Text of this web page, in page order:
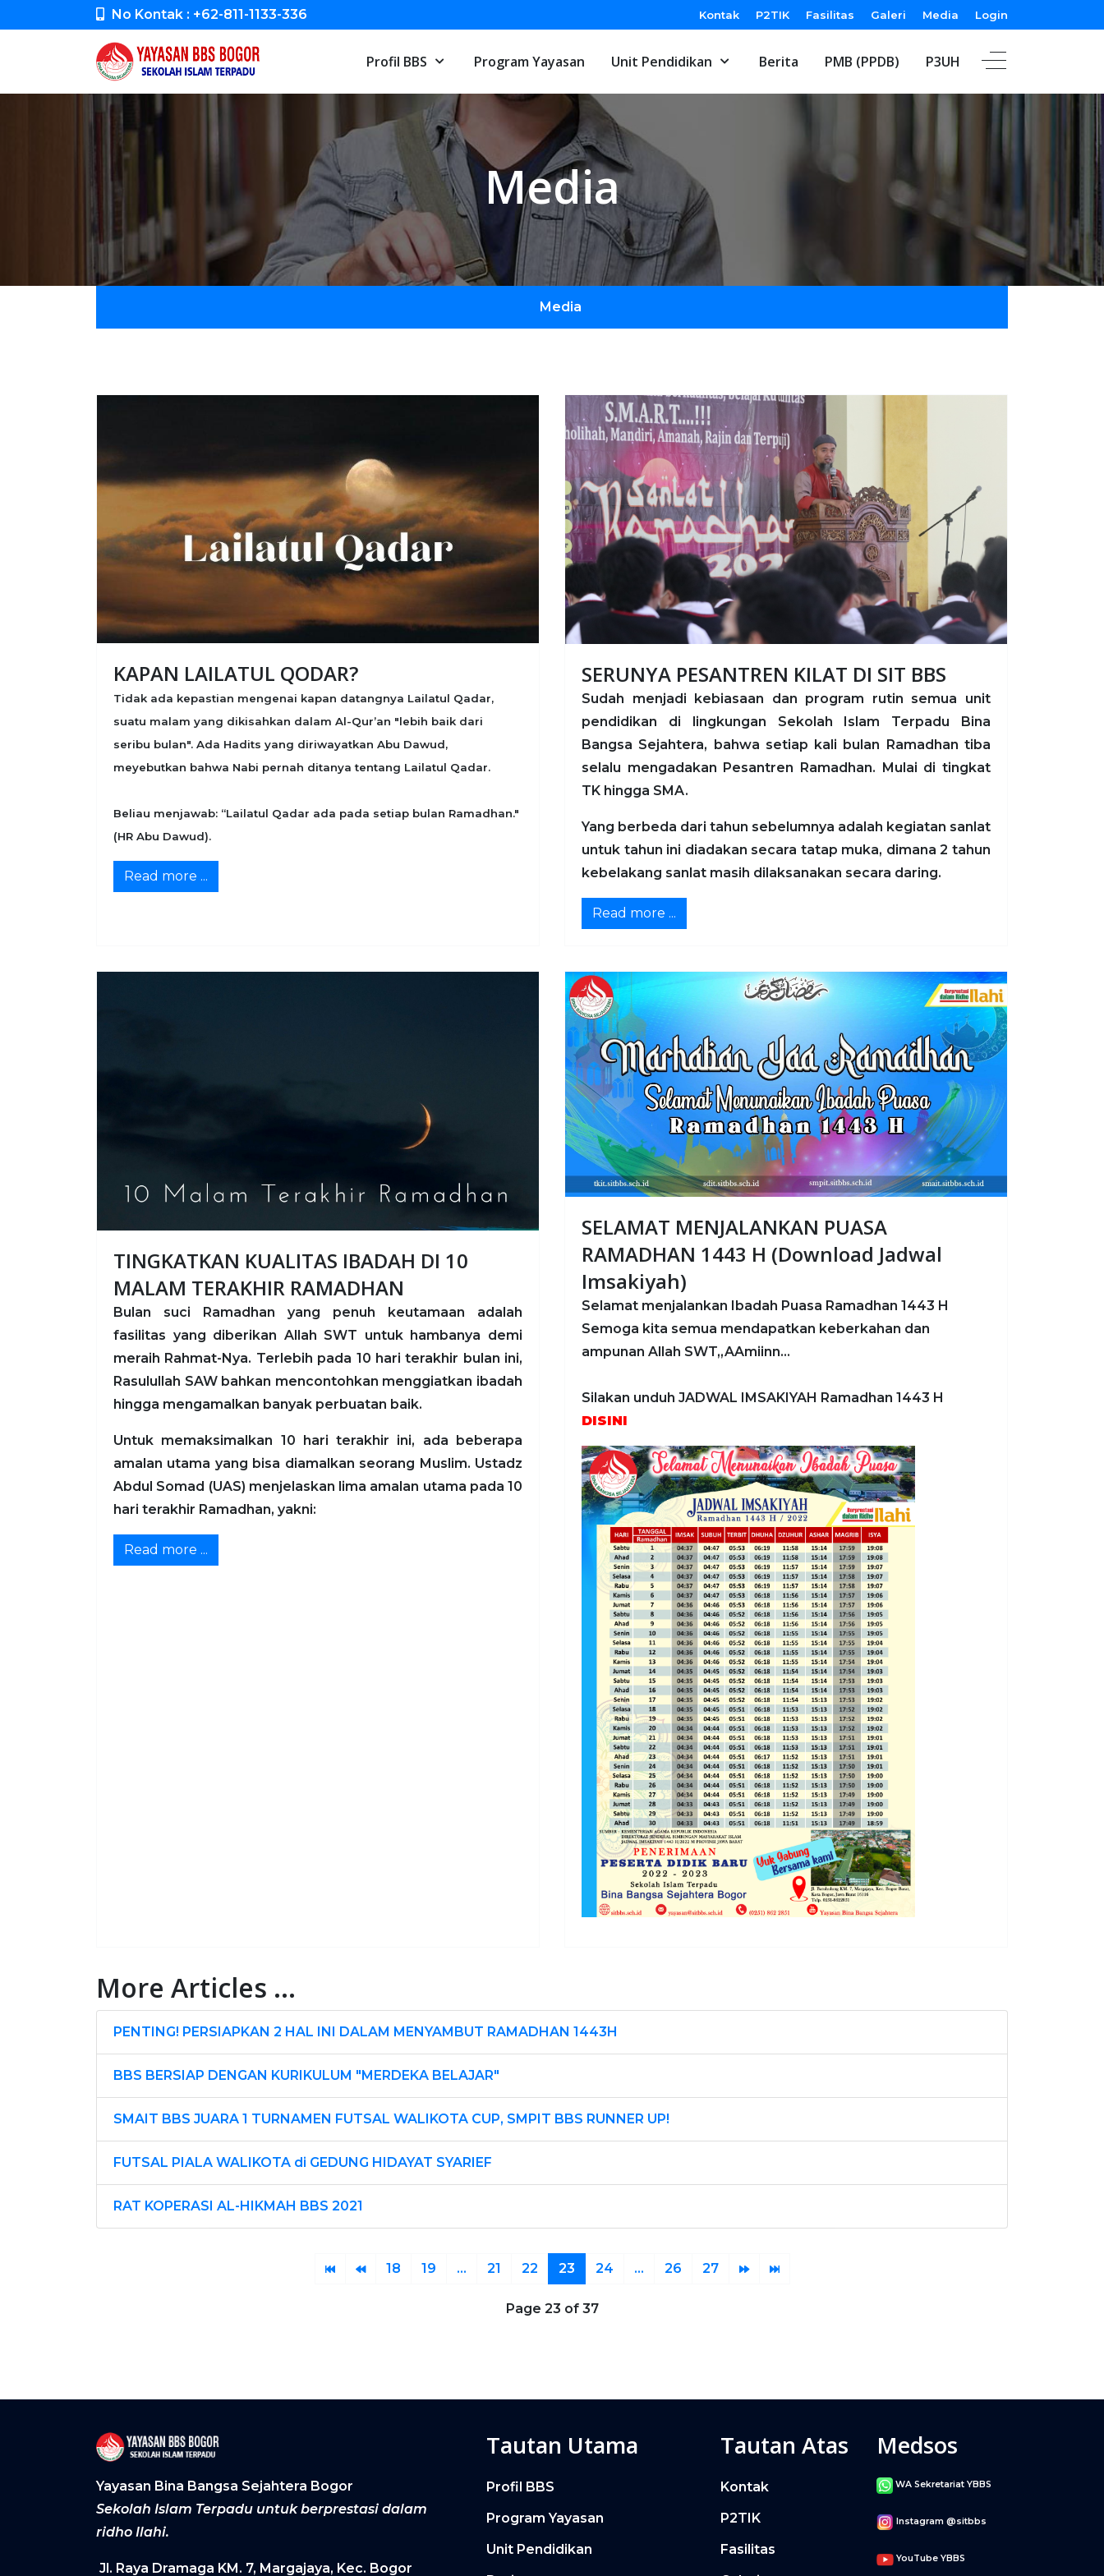
No Kontak : +62-811-1133-336 Kontak P2TIK Fasilitas Galeri Media Login
Profil BBS Program Yayasan Unit Pendidikan Berita PMB (PPDB) P3UH
Media
Media
KAPAN LAILATUL QODAR?
Tidak ada kepastian mengenai kapan datangnya Lailatul Qadar,
suatu malam yang dikisahkan dalam Al-Qur’an "lebih baik dari
seribu bulan". Ada Hadits yang diriwayatkan Abu Dawud,
meyebutkan bahwa Nabi pernah ditanya tentang Lailatul Qadar.
Beliau menjawab: “Lailatul Qadar ada pada setiap bulan Ramadhan."
(HR Abu Dawud).
Read more ...
SERUNYA PESANTREN KILAT DI SIT BBS
Sudah menjadi kebiasaan dan program rutin semua unit
pendidikan di lingkungan Sekolah Islam Terpadu Bina
Bangsa Sejahtera, bahwa setiap kali bulan Ramadhan tiba
selalu mengadakan Pesantren Ramadhan. Mulai di tingkat
TK hingga SMA.
Yang berbeda dari tahun sebelumnya adalah kegiatan sanlat
untuk tahun ini diadakan secara tatap muka, dimana 2 tahun
kebelakang sanlat masih dilaksanakan secara daring.
Read more ...
TINGKATKAN KUALITAS IBADAH DI 10
MALAM TERAKHIR RAMADHAN
Bulan suci Ramadhan yang penuh keutamaan adalah
fasilitas yang diberikan Allah SWT untuk hambanya demi
meraih Rahmat-Nya. Terlebih pada 10 hari terakhir bulan ini,
Rasulullah SAW bahkan mencontohkan menggiatkan ibadah
hingga mengamalkan banyak perbuatan baik.
Untuk memaksimalkan 10 hari terakhir ini, ada beberapa
amalan utama yang bisa diamalkan seorang Muslim. Ustadz
Abdul Somad (UAS) menjelaskan lima amalan utama pada 10
hari terakhir Ramadhan, yakni:
Read more ...
SELAMAT MENJALANKAN PUASA
RAMADHAN 1443 H (Download Jadwal
Imsakiyah)
Selamat menjalankan Ibadah Puasa Ramadhan 1443 H
Semoga kita semua mendapatkan keberkahan dan
ampunan Allah SWT,,AAmiinn...
Silakan unduh JADWAL IMSAKIYAH Ramadhan 1443 H
DISINI
More Articles ...
PENTING! PERSIAPKAN 2 HAL INI DALAM MENYAMBUT RAMADHAN 1443H
BBS BERSIAP DENGAN KURIKULUM "MERDEKA BELAJAR"
SMAIT BBS JUARA 1 TURNAMEN FUTSAL WALIKOTA CUP, SMPIT BBS RUNNER UP!
FUTSAL PIALA WALIKOTA di GEDUNG HIDAYAT SYARIEF
RAT KOPERASI AL-HIKMAH BBS 2021
18 19 ... 21 22 23 24 ... 26 27
Page 23 of 37
Yayasan Bina Bangsa Sejahtera Bogor
Sekolah Islam Terpadu untuk berprestasi dalam
ridho Ilahi.
Jl. Raya Dramaga KM. 7, Margajaya, Kec. Bogor
Tautan Utama
Profil BBS
Program Yayasan
Unit Pendidikan
Tautan Atas
Kontak
P2TIK
Fasilitas
Medsos
WA Sekretariat YBBS
Instagram @sitbbs
YouTube YBBS